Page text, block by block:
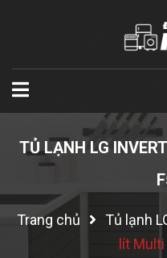
TỦ LẠNH LG
Trang chủ Tủ lạnh
lít Multi